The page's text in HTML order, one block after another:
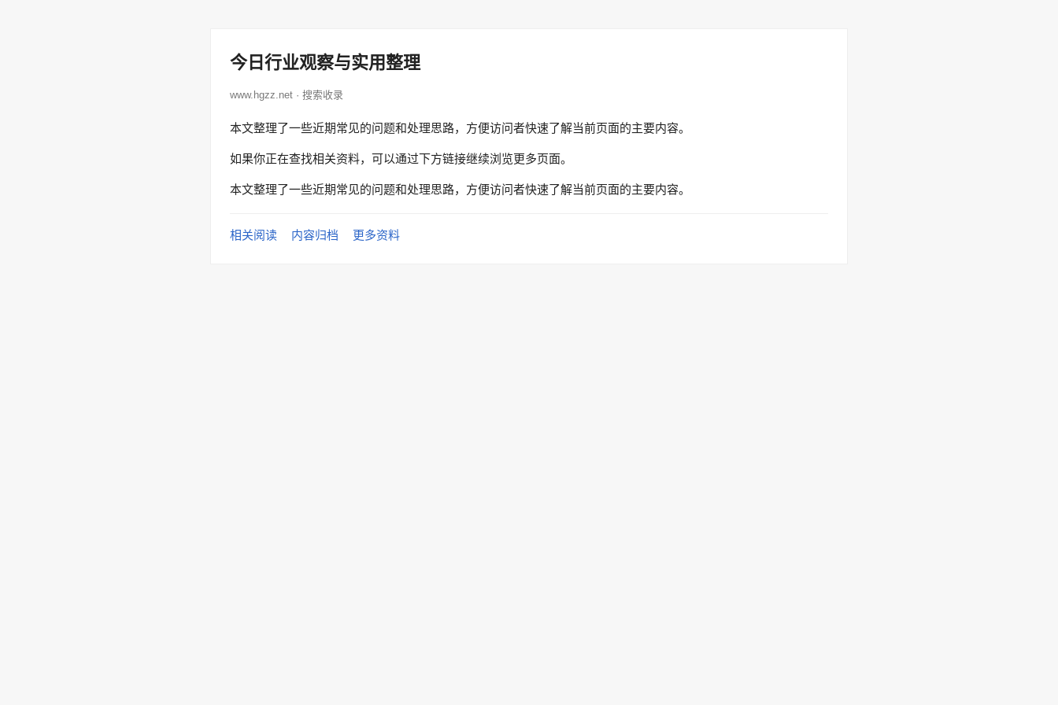
今日行业观察与实用整理
www.hgzz.net · 搜索收录
本文整理了一些近期常见的问题和处理思路，方便访问者快速了解当前页面的主要内容。
如果你正在查找相关资料，可以通过下方链接继续浏览更多页面。
本文整理了一些近期常见的问题和处理思路，方便访问者快速了解当前页面的主要内容。
相关阅读 内容归档 更多资料